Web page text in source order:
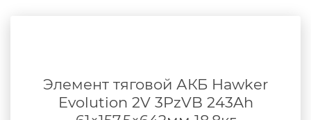
Элемент тяговой АКБ Hawker
Evolution 2V 3PzVB 243Ah